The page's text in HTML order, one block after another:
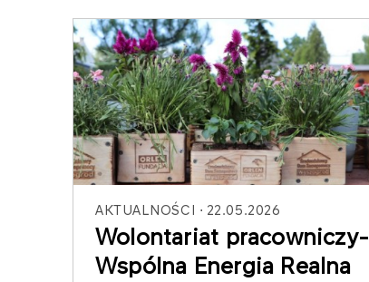
AKTUALNOŚCI 22.05.2026
Wolontariat pracowniczy-
Wspólna Energia Realna